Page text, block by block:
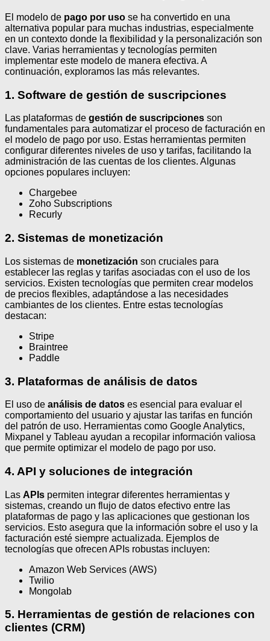
El modelo de pago por uso se ha convertido en una
alternativa popular para muchas industrias, especialmente
en un contexto donde la flexibilidad y la personalización son
clave. Varias herramientas y tecnologías permiten
implementar este modelo de manera efectiva. A
continuación, exploramos las más relevantes.
1. Software de gestión de suscripciones
Las plataformas de gestión de suscripciones son
fundamentales para automatizar el proceso de facturación en
el modelo de pago por uso. Estas herramientas permiten
configurar diferentes niveles de uso y tarifas, facilitando la
administración de las cuentas de los clientes. Algunas
opciones populares incluyen:
Chargebee
Zoho Subscriptions
Recurly
2. Sistemas de monetización
Los sistemas de monetización son cruciales para
establecer las reglas y tarifas asociadas con el uso de los
servicios. Existen tecnologías que permiten crear modelos
de precios flexibles, adaptándose a las necesidades
cambiantes de los clientes. Entre estas tecnologías
destacan:
Stripe
Braintree
Paddle
3. Plataformas de análisis de datos
El uso de análisis de datos es esencial para evaluar el
comportamiento del usuario y ajustar las tarifas en función
del patrón de uso. Herramientas como Google Analytics,
Mixpanel y Tableau ayudan a recopilar información valiosa
que permite optimizar el modelo de pago por uso.
4. API y soluciones de integración
Las APIs permiten integrar diferentes herramientas y
sistemas, creando un flujo de datos efectivo entre las
plataformas de pago y las aplicaciones que gestionan los
servicios. Esto asegura que la información sobre el uso y la
facturación esté siempre actualizada. Ejemplos de
tecnologías que ofrecen APIs robustas incluyen:
Amazon Web Services (AWS)
Twilio
Mongolab
5. Herramientas de gestión de relaciones con
clientes (CRM)